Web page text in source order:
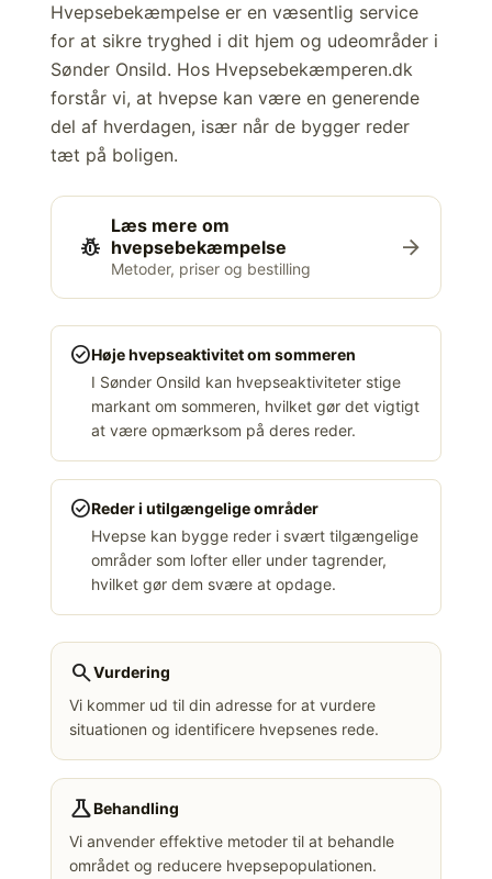
Hvepsebekæmpelse er en væsentlig service
for at sikre tryghed i dit hjem og udeområder i
Sønder Onsild. Hos Hvepsebekæmperen.dk
forstår vi, at hvepse kan være en generende
del af hverdagen, især når de bygger reder
tæt på boligen.
pest_control
Læs mere om
hvepsebekæmpelse
Metoder, priser og bestilling
arrow_forward
check_circleHøje hvepseaktivitet om sommeren
I Sønder Onsild kan hvepseaktiviteter stige
markant om sommeren, hvilket gør det vigtigt
at være opmærksom på deres reder.
check_circleReder i utilgængelige områder
Hvepse kan bygge reder i svært tilgængelige
områder som lofter eller under tagrender,
hvilket gør dem svære at opdage.
searchVurdering
Vi kommer ud til din adresse for at vurdere
situationen og identificere hvepsenes rede.
scienceBehandling
Vi anvender effektive metoder til at behandle
området og reducere hvepsepopulationen.